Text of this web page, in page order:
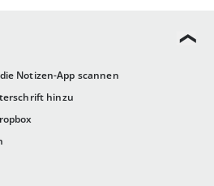
Notizen-App scannen
hinzu